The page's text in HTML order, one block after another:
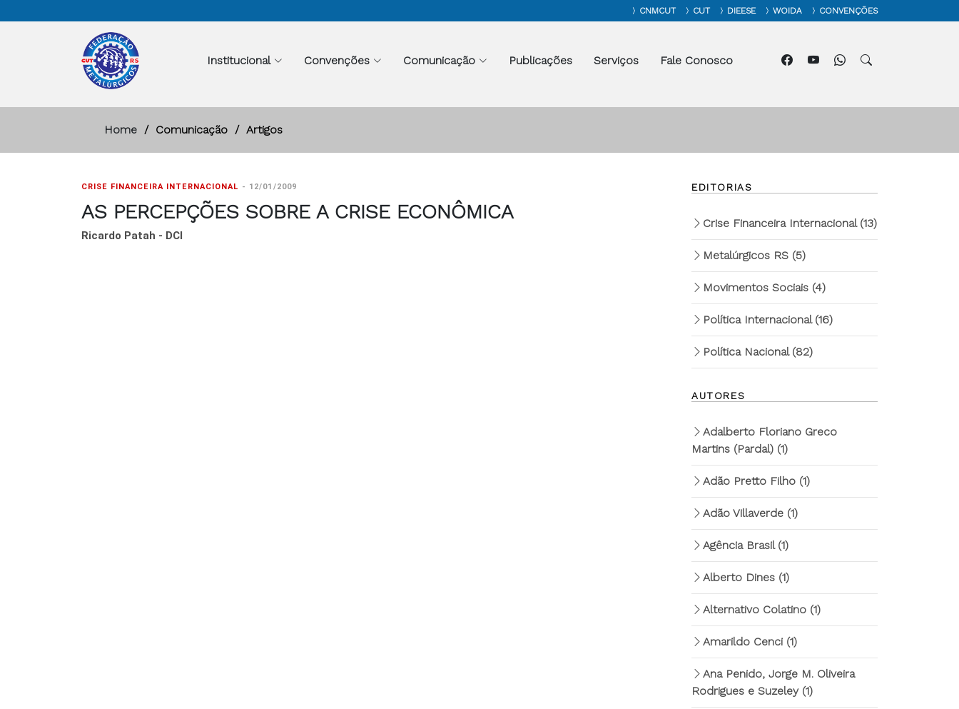
CNMCUT CUT DIEESE WOIDA CONVENÇÕES
Institucional Convenções Comunicação Publicações Serviços Fale Conosco
Home Comunicação Artigos
CRISE FINANCEIRA INTERNACIONAL - 12/01/2009
AS PERCEPÇÕES SOBRE A CRISE ECONÔMICA
Ricardo Patah - DCI
EDITORIAS
Crise Financeira Internacional (13)
Metalúrgicos RS (5)
Movimentos Sociais (4)
Política Internacional (16)
Política Nacional (82)
AUTORES
Adalberto Floriano Greco
Martins (Pardal) (1)
Adão Pretto Filho (1)
Adão Villaverde (1)
Agência Brasil (1)
Alberto Dines (1)
Alternativo Colatino (1)
Amarildo Cenci (1)
Ana Penido, Jorge M. Oliveira
Rodrigues e Suzeley (1)